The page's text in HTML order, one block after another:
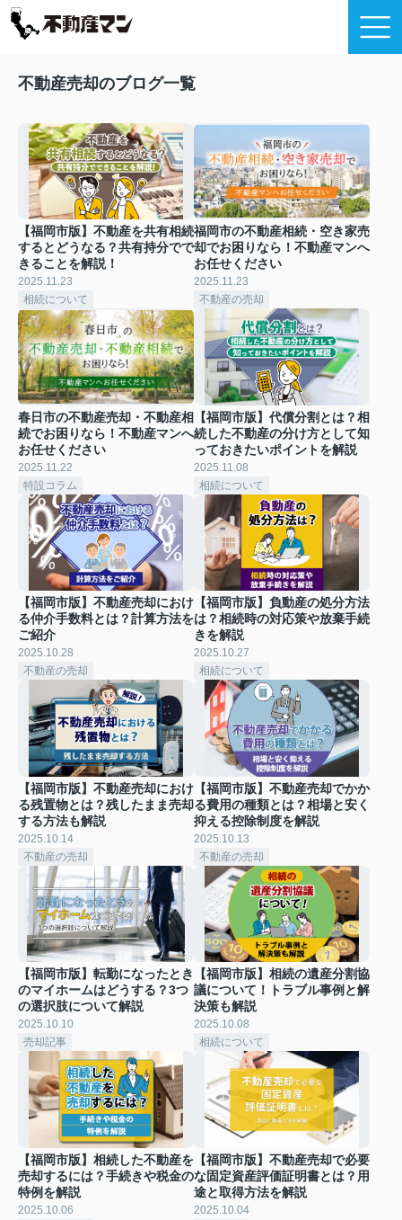
不動産売却のブログ一覧
【福岡市版】不動産を共有相続
するとどうなる？共有持分でで
きることを解説！
2025.11.23
相続について
福岡市の不動産相続・空き家売
却でお困りなら！不動産マンへ
お任せください
2025.11.23
不動産の売却
春日市の不動産売却・不動産相
続でお困りなら！不動産マンへ
お任せください
2025.11.22
特設コラム
【福岡市版】代償分割とは？相
続した不動産の分け方として知
っておきたいポイントを解説
2025.11.08
相続について
【福岡市版】不動産売却におけ
る仲介手数料とは？計算方法を
ご紹介
2025.10.28
不動産の売却
【福岡市版】負動産の処分方法
は？相続時の対応策や放棄手続
きを解説
2025.10.27
相続について
【福岡市版】不動産売却におけ
る残置物とは？残したまま売却
する方法も解説
2025.10.14
不動産の売却
【福岡市版】不動産売却でかか
る費用の種類とは？相場と安く
抑える控除制度を解説
2025.10.13
不動産の売却
【福岡市版】転勤になったとき
のマイホームはどうする？3つ
の選択肢について解説
2025.10.10
売却記事
【福岡市版】相続の遺産分割協
議について！トラブル事例と解
決策も解説
2025.10.08
相続について
【福岡市版】相続した不動産を
売却するには？手続きや税金の
特例を解説
2025.10.06
【福岡市版】不動産売却で必要
な固定資産評価証明書とは？用
途と取得方法を解説
2025.10.04